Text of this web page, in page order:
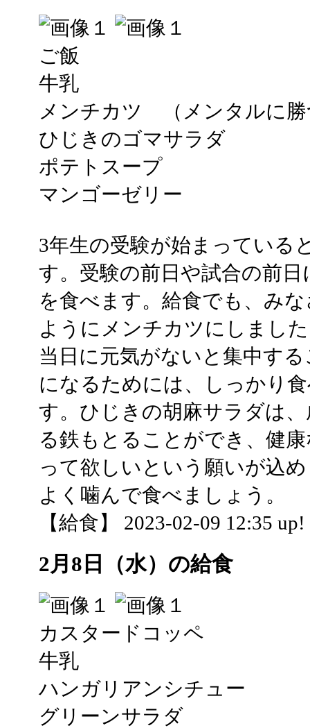
ご飯
牛乳
メンチカツ （メンタルに勝
ひじきのゴマサラダ
ポテトスープ
マンゴーゼリー
3年生の受験が始まっている
す。受験の前日や試合の前
を食べます。給食でも、み
ようにメンチカツにしまし
当日に元気がないと集中す
になるためには、しっかり
す。ひじきの胡麻サラダは
る鉄もとることができ、健
って欲しいという願いが込
よく噛んで食べましょう。
【給食】 2023-02-09 12:35 up!
2月8日（水）の給食
カスタードコッペ
牛乳
ハンガリアンシチュー
グリーンサラダ